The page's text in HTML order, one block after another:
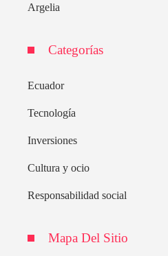
Argelia
Categorías
Ecuador
Tecnología
Inversiones
Cultura y ocio
Responsabilidad social
Mapa Del Sitio